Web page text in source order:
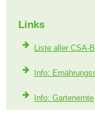
Links
Liste aller CSA-
Info:
Info: Gartenernte